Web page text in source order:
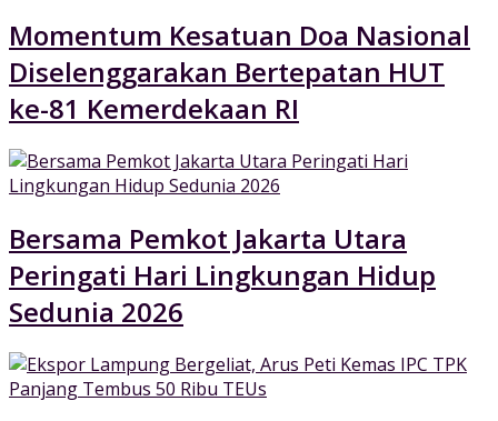
Momentum Kesatuan Doa Nasional
Diselenggarakan Bertepatan HUT
ke-81 Kemerdekaan RI
Bersama Pemkot Jakarta Utara
Peringati Hari Lingkungan Hidup
Sedunia 2026